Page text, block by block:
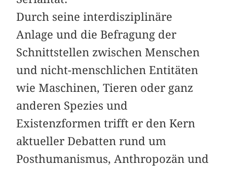
Durch seine interdisziplinäre
Anlage und die Befragung der
Schnittstellen zwischen Menschen
und nicht-menschlichen Entitäten
wie Maschinen, Tieren oder ganz
anderen Spezies und
Existenzformen trifft er den Kern
aktueller Debatten rund um
Posthumanismus, Anthropozän und